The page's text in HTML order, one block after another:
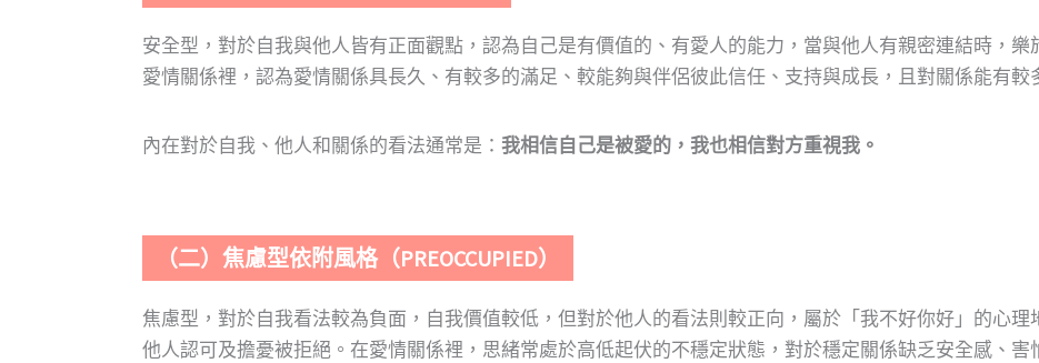
安全型，對於自我與他人皆有正面觀點，認為自己是有價值的、有愛人的能力，當與他人有親密連結時，
愛情關係裡，認為愛情關係具長久、有較多的滿足、較能夠與伴侶彼此信任、支持與成長，且對關係能有較
內在對於自我、他人和關係的看法通常是： 我相信自己是被愛的，我也相信對方重視我。
（二）焦慮型依附風格（PREOCCUPIED）
焦慮型，對於自我看法較為負面，自我價值較低，但對於他人的看法則較正向，屬於「我不好你好」的心
他人認可及擔憂被拒絕。在愛情關係裡，思緒常處於高低起伏的不穩定狀態，對於穩定關係缺乏安全感、